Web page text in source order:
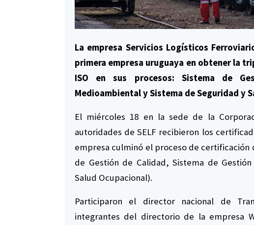
La empresa Servicios Logísticos
primera empresa uruguaya en obtener la
ISO en sus procesos: Sistema de
Medioambiental y Sistema de Seguridad y
El miércoles 18 en la sede de la
autoridades de SELF recibieron los
empresa culminó el proceso de certificación
de Gestión de Calidad, Sistema de
Salud Ocupacional).
Participaron el director nacional de
integrantes del directorio de la empresa